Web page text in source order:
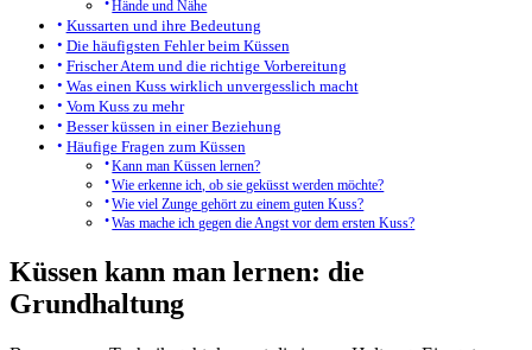
Hände und Nähe
Kussarten und ihre Bedeutung
Die häufigsten Fehler beim Küssen
Frischer Atem und die richtige Vorbereitung
Was einen Kuss wirklich unvergesslich macht
Vom Kuss zu mehr
Besser küssen in einer Beziehung
Häufige Fragen zum Küssen
Kann man Küssen lernen?
Wie erkenne ich, ob sie geküsst werden möchte?
Wie viel Zunge gehört zu einem guten Kuss?
Was mache ich gegen die Angst vor dem ersten Kuss?
Küssen kann man lernen: die
Grundhaltung